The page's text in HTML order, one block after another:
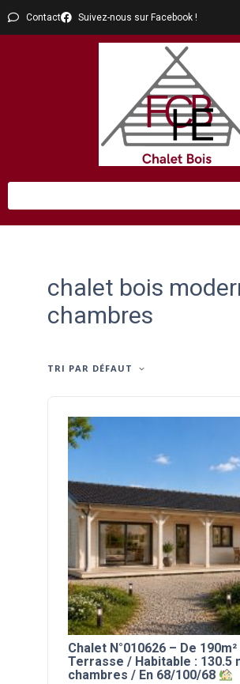
Contact Suivez-nous sur Facebook !
chalet bois
chambres
TRI PAR DÉFAUT
Chalet N°010626 – De
Terrasse / Habitable : 130.5
chambres / En 68/100/68